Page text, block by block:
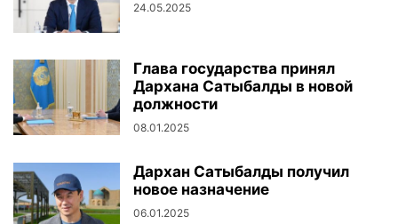
24.05.2025
Глава государства принял
Дархана Сатыбалды в новой
должности
08.01.2025
Дархан Сатыбалды получил
новое назначение
06.01.2025